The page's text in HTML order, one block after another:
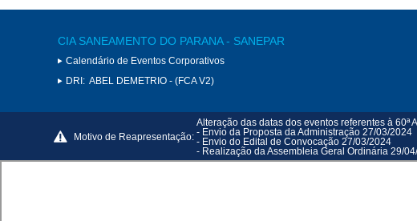
CIA SANEAMENTO DO PARANA - SANEPAR
Calendário de Eventos Corporativos
DRI: ABEL DEMETRIO - (FCA V2)
Motivo de Reapresentação:
Alteração das datas dos eventos referentes à 60ª
- Envio da Proposta da Administração 27/03/2024
- Envio do Edital de Convocação 27/03/2024
- Realização da Assembleia Geral Ordinária 29/